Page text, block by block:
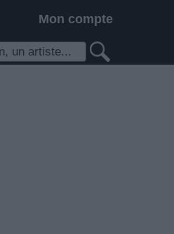
Mon compte